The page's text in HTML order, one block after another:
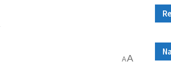
AA